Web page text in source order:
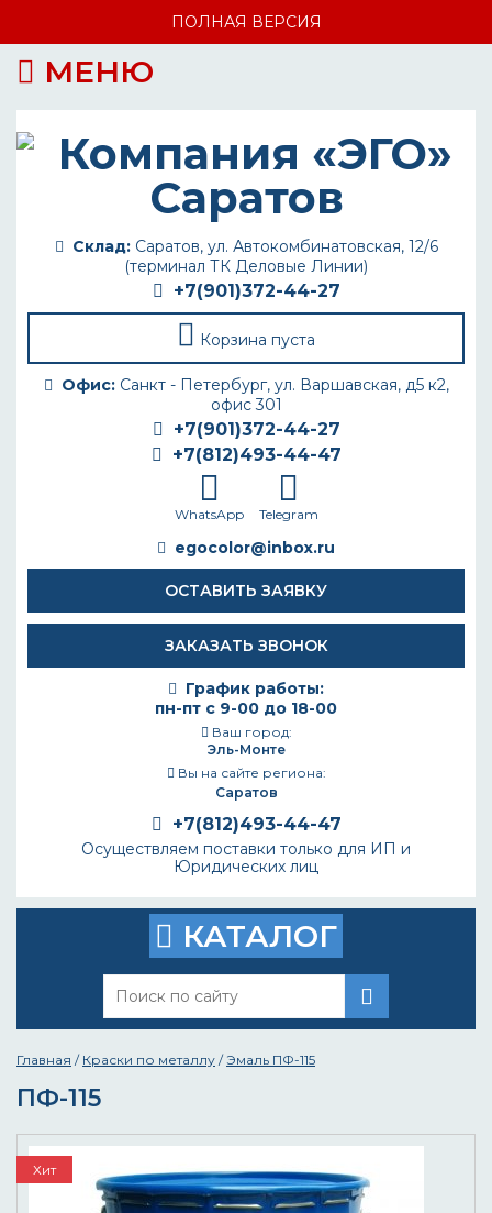
ПОЛНАЯ ВЕРСИЯ
МЕНЮ
Склад:Саратов, ул. Автокомбинатовская, 12/6
(терминал ТК Деловые Линии)
+7(901)372-44-27
Корзина пуста
Офис:Санкт - Петербург, ул. Варшавская, д5 к2,
офис 301
+7(901)372-44-27
+7(812)493-44-47
WhatsApp Telegram
egocolor@inbox.ru
ОСТАВИТЬ ЗАЯВКУ
ЗАКАЗАТЬ ЗВОНОК
График работы:
пн-пт с 9-00 до 18-00
Ваш город:
Эль-Монте
Вы на сайте региона:
Саратов
+7(812)493-44-47
Осуществляем поставки только для ИП и
Юридических лиц
КАТАЛОГ
Главная / Краски по металлу /Эмаль ПФ-115
ПФ-115
Хит